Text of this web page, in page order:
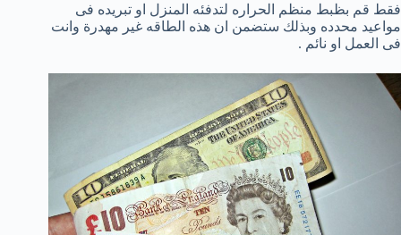
فقط قم بظبط منظم الحراره لتدفئه المنزل او تبريده فى
مواعيد محدده وبذلك ستضمن ان هذه الطاقه غير مهدرة وانت
فى العمل او نائم .